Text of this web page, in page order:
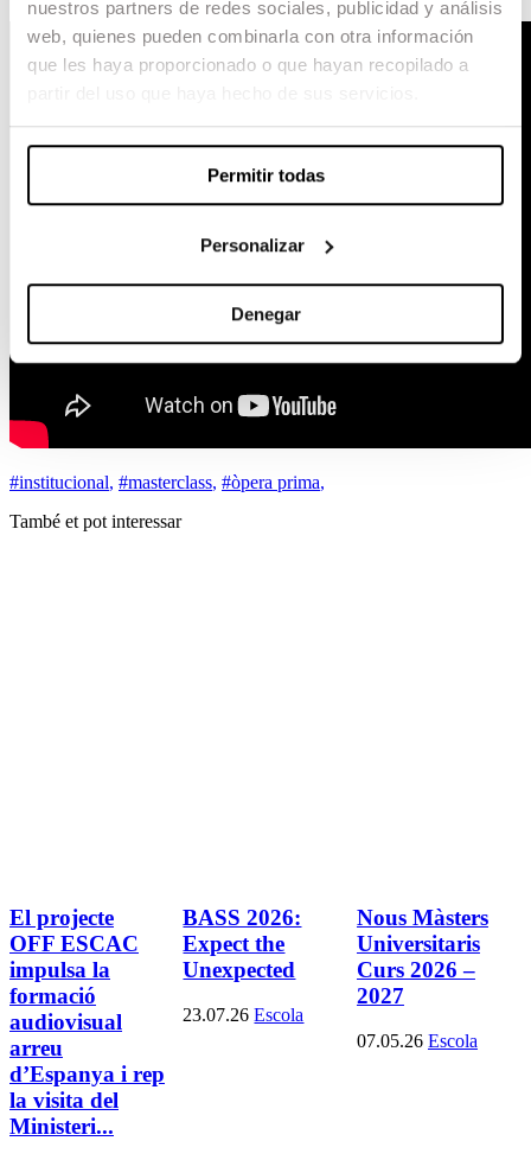
nuestros partners de redes sociales, publicidad y análisis
web, quienes pueden combinarla con otra información
que les haya proporcionado o que hayan recopilado a
Permitir todas
Personalizar
Denegar
#institucional, #masterclass, #òpera prima,
També et pot interessar
El projecte
OFF ESCAC
impulsa la
formació
audiovisual
arreu
d’Espanya i rep
la visita del
Ministeri...
BASS 2026:
Expect the
Unexpected
23.07.26 Escola
Nous Màsters
Universitaris
Curs 2026 –
2027
07.05.26 Escola